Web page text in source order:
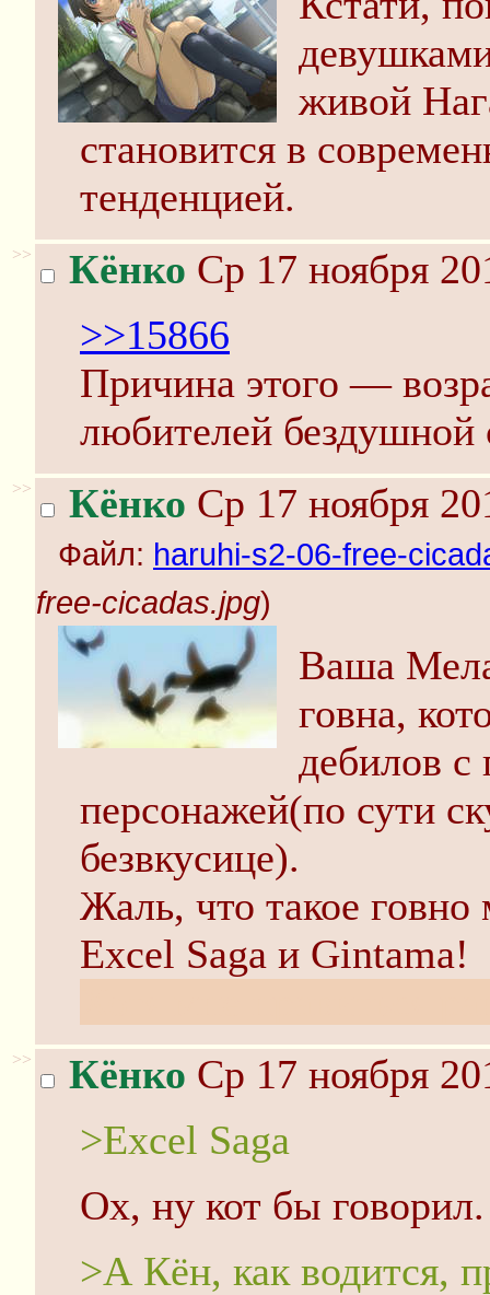
живой
становится в
тенденцией.
>> Кёнко Ср 17 ноября
>>15866
Причина этого —
любителей бездушной
>> Кёнко Ср 17 ноября
Файл: haruhi-s2-06-free-
free-cicadas.jpg)
Ваша
говна,
дебилов
персонажей(по сути
безвкусице).
Жаль, что такое
Excel Saga и Gintama!
>> Кёнко Ср 17 ноября
>Excel Saga
Ох, ну кот бы говорил.
>А Кён, как водится,